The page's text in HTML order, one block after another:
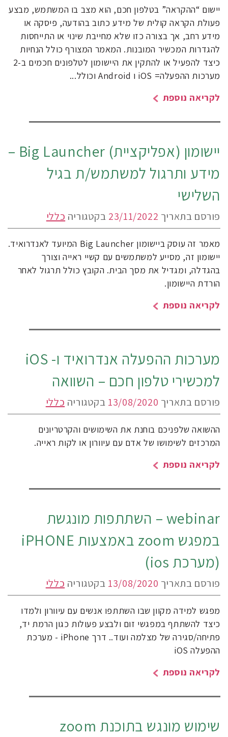
יישום “ההקראה” בטלפון חכם, הוא מצב בו המשתמש, מבצע
פעולת הקראה קולית של מידע כתוב בהודעה, פיסקה או
מידע רחב, אך בצורה כזו שלא מחייבת שינוי או התייחסות
להגדרות המכשיר המובנות. המאמר המצורף כולל הנחיות
כיצד להפעיל או להתקין את היישומון לטלפונים חכמים ב-2
מערכות ההפעלה= iOS ו Android וכולל...
לקריאה נוספת
יישומון (אפליקציית) Big Launcher –
מידע ותרגול למשתמש/ת בגיל
השלישי
פורסם בתאריך 23/11/2022 בקטגוריה כללי
מאמר זה עוסק ביישומון Big Launcher המיועד לאנדרואיד.
יישומון זה, מסייע למשתמשים עם קשיי ראייה וצורך
בהגדלה, ומגדיל את מסך הבית. הקובץ כולל תרגול לאחר
הורדת היישומון.
לקריאה נוספת
מערכות ההפעלה אנדרואיד ו- iOS
למכשירי טלפון חכם – השוואה
פורסם בתאריך 13/08/2020 בקטגוריה כללי
ההשואה שלפניכם בוחנת את השימושים והקרטריונים
המרכזים לשימושו של אדם עם עיוורון או לקות ראייה.
לקריאה נוספת
webinar – השתתפות מונגשת
במפגש zoom באמצעות iPHONE
(מערכת ios)
פורסם בתאריך 13/08/2020 בקטגוריה כללי
מפגש למידה מקוון שבו השתתפו אנשים עם עיוורון ולמדו
כיצד להשתתף במפגשי זום ולבצע פעולות כגון הרמת יד,
פתיחה/סגירה של מצלמה ועוד.. דרך iPhone - מערכת
ההפעלה iOS
לקריאה נוספת
שימוש מונגש בתוכנת zoom